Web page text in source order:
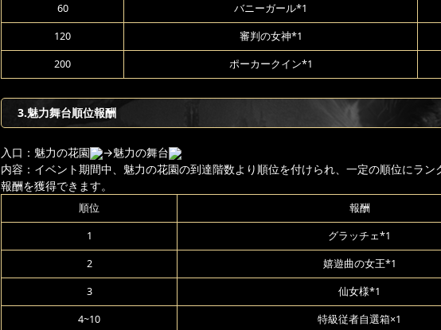
60 バニーガール*1
120 審判の女神*1
200 ポーカークイン*1
3.魅力舞台順位報酬
入口：魅力の花園
→魅力の舞台
内容：イベント期間中、魅力の花園の到達階数より順位を付けられ、一定の順位にラン
報酬を獲得できます。
順位 報酬
1 グラッチェ*1
2 嬉遊曲の女王*1
3 仙女様*1
4~10 特級従者自選箱×1